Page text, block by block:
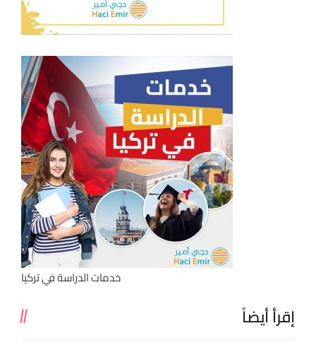
خدمات الدراسة في تركيا
إقرأ أيضاً